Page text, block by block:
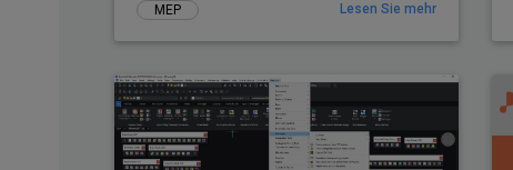
MEP
Lesen Sie mehr